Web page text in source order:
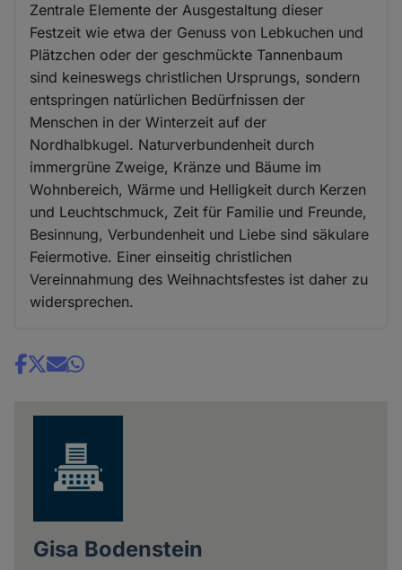
Zentrale Elemente der Ausgestaltung dieser
Festzeit wie etwa der Genuss von Lebkuchen und
Plätzchen oder der geschmückte Tannenbaum
sind keineswegs christlichen Ursprungs, sondern
entspringen natürlichen Bedürfnissen der
Menschen in der Winterzeit auf der
Nordhalbkugel. Naturverbundenheit durch
immergrüne Zweige, Kränze und Bäume im
Wohnbereich, Wärme und Helligkeit durch Kerzen
und Leuchtschmuck, Zeit für Familie und Freunde,
Besinnung, Verbundenheit und Liebe sind säkulare
Feiermotive. Einer einseitig christlichen
Vereinnahmung des Weihnachtsfestes ist daher zu
widersprechen.
Share
Gisa Bodenstein